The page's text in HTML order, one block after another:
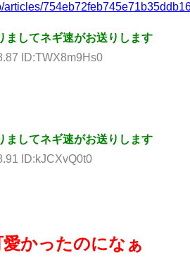
articles/
ましてネギ速がお送りします
ID:TWX8m9Hs0
ましてネギ速がお送りします
ID:kJCXvQ0t0
かったのになぁ